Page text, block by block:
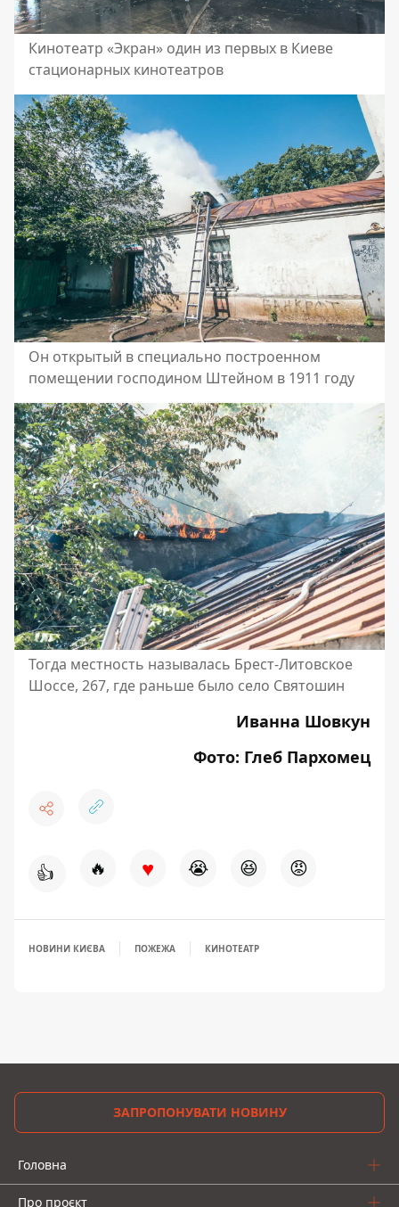
Кинотеатр «Экран» один из первых в Киеве
стационарных кинотеатров
Он открытый в специально построенном
помещении господином Штейном в 1911 году
Тогда местность называлась Брест-Литовское
Шоссе, 267, где раньше было село Святошин
Иванна Шовкун
Фото: Глеб Пархомец
👍 🔥 ♥ 😭 😆 😡
НОВИНИ КИЄВА ПОЖЕЖА КИНОТЕАТР
ЗАПРОПОНУВАТИ НОВИНУ
Головна
Про проєкт